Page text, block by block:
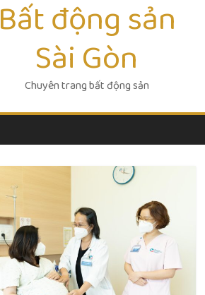
Bất động sản
Sài Gòn
Chuyên trang bất động sản